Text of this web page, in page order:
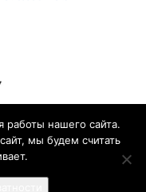
работы нашего сайта.
мы будем считать